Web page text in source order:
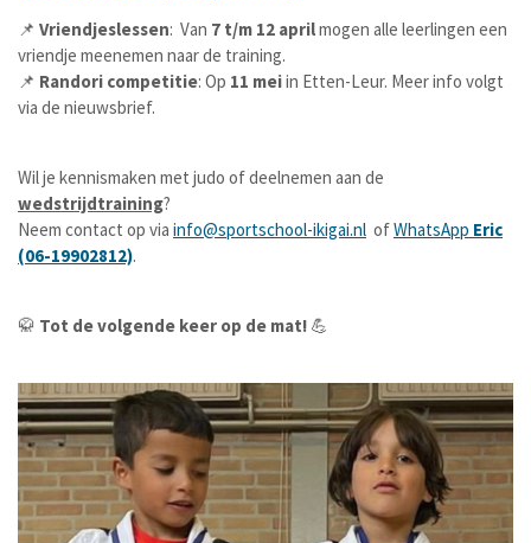
📌 Vriendjeslessen: Van 7 t/m 12 aprilmogen alle leerlingen een
vriendje meenemen naar de training.
📌 Randori competitie: Op 11 meiin Etten-Leur. Meer info volgt
via de nieuwsbrief.
Wil je kennismaken met judo of deelnemen aan de
wedstrijdtraining?
Neem contact op via info@sportschool-ikigai.nl ofWhatsApp Eric
(06-19902812).
🥋 Tot de volgende keer op de mat! 💪